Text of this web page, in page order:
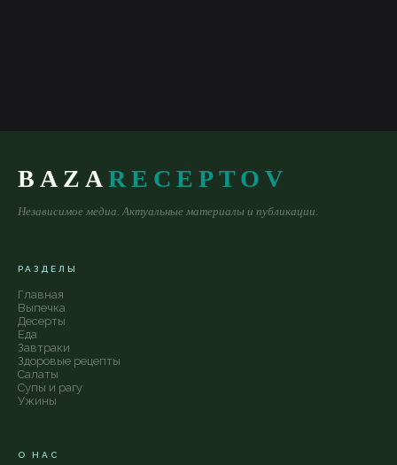
BAZARECEPTOV
Независимое медиа. Актуальные материалы и публикации.
РАЗДЕЛЫ
Главная
Выпечка
Десерты
Еда
Завтраки
Здоровые рецепты
Салаты
Супы и рагу
Ужины
О НАС